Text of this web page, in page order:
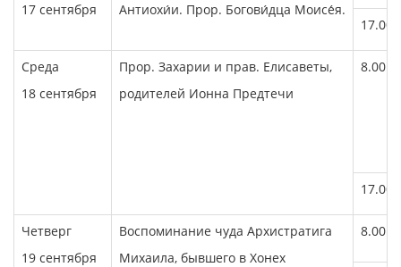
17 сентября
Антиохи́и. Прор. Богови́дца Моисе́я.
17.00
Среда
18 сентября
Прор. Захарии и прав. Елисаветы,
родителей Ионна Предтечи
8.00
17.00
Четверг
19 сентября
Воспоминание чуда Архистратига
Михаила, бывшего в Хонех
8.00